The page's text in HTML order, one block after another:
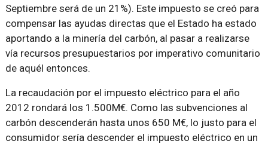
Septiembre será de un 21%). Este impuesto se creó para
compensar las ayudas directas que el Estado ha estado
aportando a la minería del carbón, al pasar a realizarse
vía recursos presupuestarios por imperativo comunitario
de aquél entonces.
La recaudación por el impuesto eléctrico para el año
2012 rondará los 1.500M€. Como las subvenciones al
carbón descenderán hasta unos 650 M€, lo justo para el
consumidor sería descender el impuesto eléctrico en un